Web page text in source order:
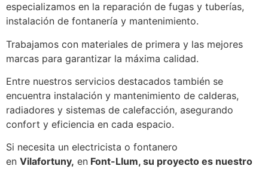
especializamos en la reparación de fugas y tuberías,
instalación de fontanería y mantenimiento.
Trabajamos con materiales de primera y las mejores
marcas para garantizar la máxima calidad.
Entre nuestros servicios destacados también se
encuentra instalación y mantenimiento de calderas,
radiadores y sistemas de calefacción, asegurando
confort y eficiencia en cada espacio.
Si necesita un electricista o fontanero
en Vilafortuny, en Font-Llum, su proyecto es nuestro